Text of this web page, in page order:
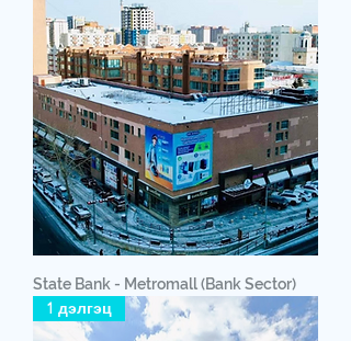
State Bank - Metromall (Bank Sector)
1 дэлгэц